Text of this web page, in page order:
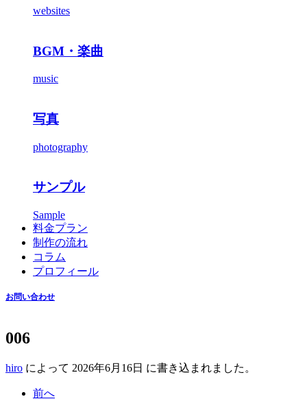
websites
BGM・楽曲
music
写真
photography
サンプル
Sample
料金プラン
制作の流れ
コラム
プロフィール
お問い合わせ
006
hiro によって 2026年6月16日 に書き込まれました。
前へ